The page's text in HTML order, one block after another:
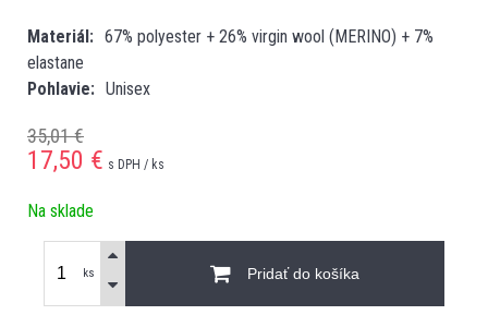
Materiál
67% polyester + 26% virgin wool (MERINO) + 7%
elastane
Pohlavie
Unisex
35,01 €
17,50 € s DPH / ks
Na sklade
ks Pridať do košíka